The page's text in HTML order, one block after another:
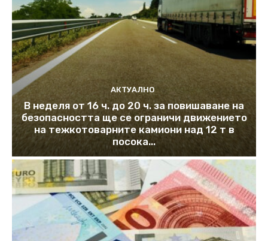
АКТУАЛНО
В неделя от 16 ч. до 20 ч. за повишаване на
безопасността ще се ограничи движението
на тежкотоварните камиони над 12 т в
посока...